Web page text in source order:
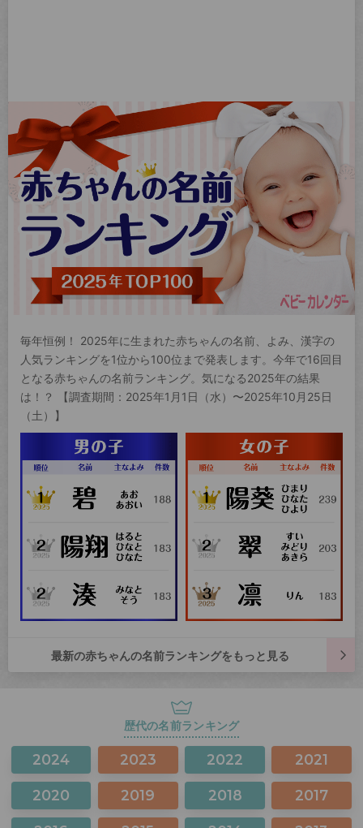
毎年恒例！ 2025年に生まれた赤ちゃんの名前、よみ、漢字の
人気ランキングを1位から100位まで発表します。今年で16回目
となる赤ちゃんの名前ランキング。気になる2025年の結果
は！？ 【調査期間：2025年1月1日（水）〜2025年10月25日
（土）】
最新の赤ちゃんの名前ランキングをもっと見る
歴代の名前ランキング
2024 2023 2022 2021
2020 2019 2018 2017